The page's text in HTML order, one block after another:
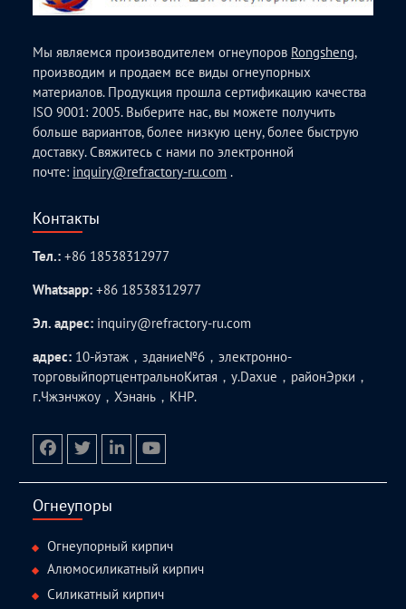
Мы являемся производителем огнеупоров Rongsheng,
производим и продаем все виды огнеупорных
материалов. Продукция прошла сертификацию качества
ISO 9001: 2005. Выберите нас, вы можете получить
больше вариантов, более низкую цену, более быструю
доставку. Свяжитесь с нами по электронной
почте: inquiry@refractory-ru.com .
Контакты
Тел.:+86 18538312977
Whatsapp:+86 18538312977
Эл. адрес: inquiry@refractory-ru.com
адрес: 10-йэтаж，здание№6，электронно-
торговыйпортцентральноКитая，у.Daxue，районЭрки，
г.Чжэнчжоу，Хэнань，КНР.
Огнеупоры
Огнеупорный кирпич
Алюмосиликатный кирпич
Силикатный кирпич